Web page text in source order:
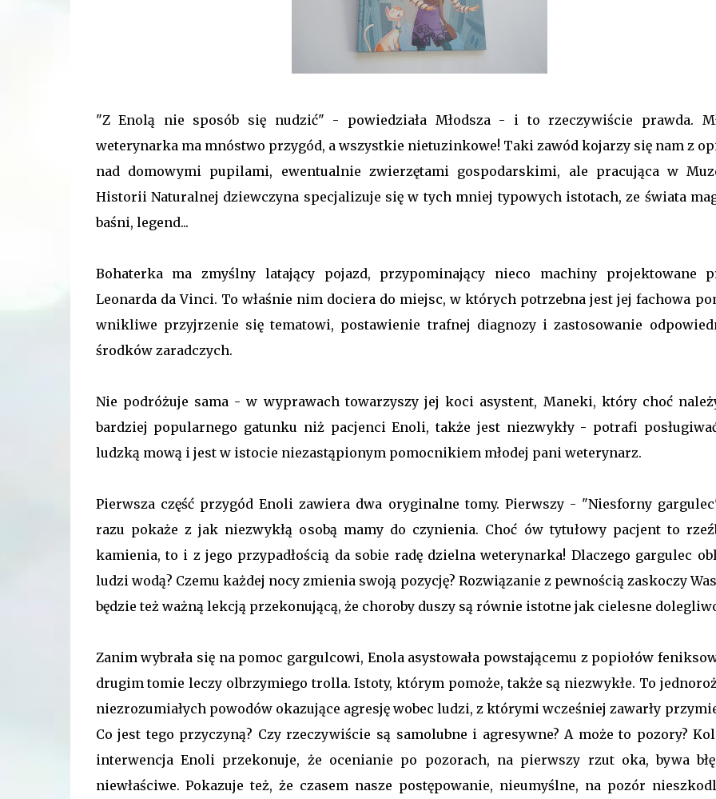
"Z Enolą nie sposób się nudzić" - powiedziała Młodsza - i to rzeczywiście prawda.
weterynarka ma mnóstwo przygód, a wszystkie nietuzinkowe! Taki zawód kojarzy się nam z
nad domowymi pupilami, ewentualnie zwierzętami gospodarskimi, ale pracująca w
Historii Naturalnej dziewczyna specjalizuje się w tych mniej typowych istotach, ze świata
baśni, legend...
Bohaterka ma zmyślny latający pojazd, przypominający nieco machiny projektowane
Leonarda da Vinci. To właśnie nim dociera do miejsc, w których potrzebna jest jej fachowa
wnikliwe przyjrzenie się tematowi, postawienie trafnej diagnozy i zastosowanie
środków zaradczych.
Nie podróżuje sama - w wyprawach towarzyszy jej koci asystent, Maneki, który choć
bardziej popularnego gatunku niż pacjenci Enoli, także jest niezwykły - potrafi
ludzką mową i jest w istocie niezastąpionym pomocnikiem młodej pani weterynarz.
Pierwsza część przygód Enoli zawiera dwa oryginalne tomy. Pierwszy - "Niesforny
razu pokaże z jak niezwykłą osobą mamy do czynienia. Choć ów tytułowy pacjent to
kamienia, to i z jego przypadłością da sobie radę dzielna weterynarka! Dlaczego gargulec
ludzi wodą? Czemu każdej nocy zmienia swoją pozycję? Rozwiązanie z pewnością zaskoczy
będzie też ważną lekcją przekonującą, że choroby duszy są równie istotne jak cielesne
Zanim wybrała się na pomoc gargulcowi, Enola asystowała powstającemu z popiołów
drugim tomie leczy olbrzymiego trolla. Istoty, którym pomoże, także są niezwykłe. To
niezrozumiałych powodów okazujące agresję wobec ludzi, z którymi wcześniej zawarły
Co jest tego przyczyną? Czy rzeczywiście są samolubne i agresywne? A może to pozory?
interwencja Enoli przekonuje, że ocenianie po pozorach, na pierwszy rzut oka, bywa
niewłaściwe. Pokazuje też, że czasem nasze postępowanie, nieumyślne, na pozór